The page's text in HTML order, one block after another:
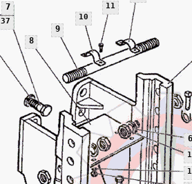
6
7
8
9
10
11
37